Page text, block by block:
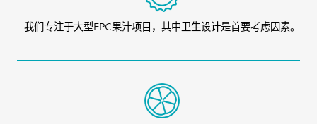
我们专注于大型EPC果汁项目，其中卫生设计是首要考虑因素。